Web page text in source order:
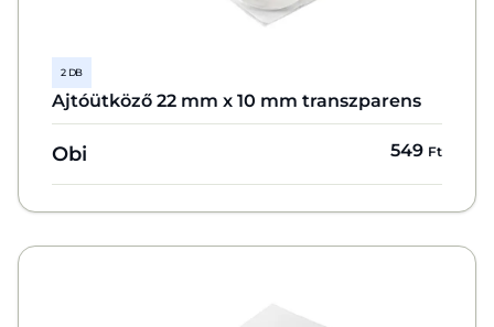
2 DB
Ajtóütköző 22 mm x 10 mm transzparens
Obi 549 Ft